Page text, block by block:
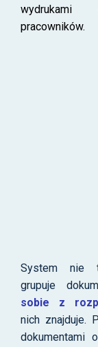
wydrukami
pracowników.
System nie
grupuje
sobie z
nich znajduje.
dokumentami